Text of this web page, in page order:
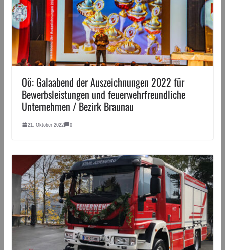
Oö: Galaabend der Auszeichnungen 2022 für
Bewerbsleistungen und feuerwehrfreundliche
Unternehmen / Bezirk Braunau
21. Oktober 2022 0